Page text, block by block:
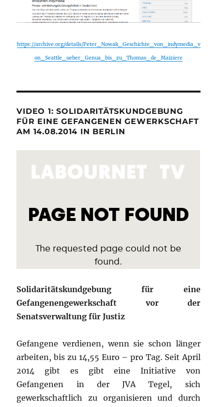
https://archive.org/details/Peter_Nowak_Geschichte_von_indymedia_v
on_Seattle_ueber_Genua_bis_zu_Thomas_de_Maiziere
VIDEO 1: SOLIDARITÄTSKUNDGEBUNG
FÜR EINE GEFANGENEN GEWERKSCHAFT
AM 14.08.2014 IN BERLIN
Solidaritätskundgebung für eine
Gefangenengewerkschaft vor der
Senatsverwaltung für Justiz
Gefangene verdienen, wenn sie schon länger
arbeiten, bis zu 14,55 Euro – pro Tag. Seit April
2014 gibt es gibt eine Initiative von
Gefangenen in der JVA Tegel, sich
gewerkschaftlich zu organisieren und durch